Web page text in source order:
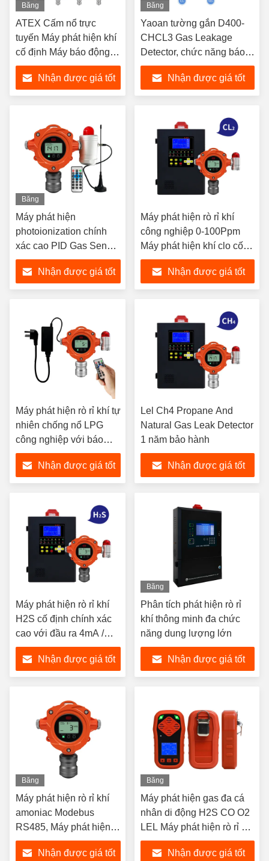
Băng
hình
ATEX Cấm nổ trực
tuyến Máy phát hiện khí
cố định Máy báo động rò
rỉ khí gắn trên tường
Nhận được giá tốt
Băng
Yaoan tường gắn D400-
CHCL3 Gas Leakage
Detector, chức năng báo
động Gas Leak Fixed
DetectorNhận được giá tốt
Băng
hình
Máy phát hiện
photoionization chính
xác cao PID Gas Sensor
VOC Gas Leak Alarm
DetectorNhận được giá tốt
Máy phát hiện rò rỉ khí
công nghiệp 0-100Ppm
Máy phát hiện khí clo cố
định
Nhận được giá tốt
Máy phát hiện rò rỉ khí tự
nhiên chống nổ LPG
công nghiệp với báo
động ánh sáng
Nhận được giá tốt
Lel Ch4 Propane And
Natural Gas Leak Detector
1 năm bảo hành
Nhận được giá tốt
Máy phát hiện rò rỉ khí
H2S cố định chính xác
cao với đầu ra 4mA /
20mA / RS485
Nhận được giá tốt
Băng
hình
Phân tích phát hiện rò rỉ
khí thông minh đa chức
năng dung lượng lớn
Nhận được giá tốt
Băng
hình
Máy phát hiện rò rỉ khí
amoniac Modebus
RS485, Máy phát hiện
rò rỉ NH3 cho các trang
trại gàNhận được giá tốt
Băng
hình
Máy phát hiện gas đa cá
nhân di động H2S CO O2
LEL Máy phát hiện rò rỉ khí
cầm tay
Nhận được giá tốt